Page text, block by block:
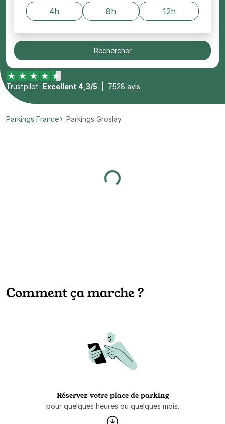
4h 8h 12h
Rechercher
Trustpilot Excellent 4,3/5 7528 avis
Parkings France Parkings Groslay
Comment ça marche ?
Réservez votre place de parking
pour quelques heures ou quelques mois.